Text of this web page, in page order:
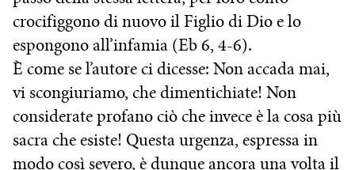
crocifiggono di nuovo il Figlio di Dio e lo
espongono all’infamia (Eb 6, 4-6).
È come se l’autore ci dicesse: Non accada mai,
vi scongiuriamo, che dimentichiate! Non
considerate profano ciò che invece è la cosa più
sacra che esiste! Questa urgenza, espressa in
modo così severo, è dunque ancora una volta il